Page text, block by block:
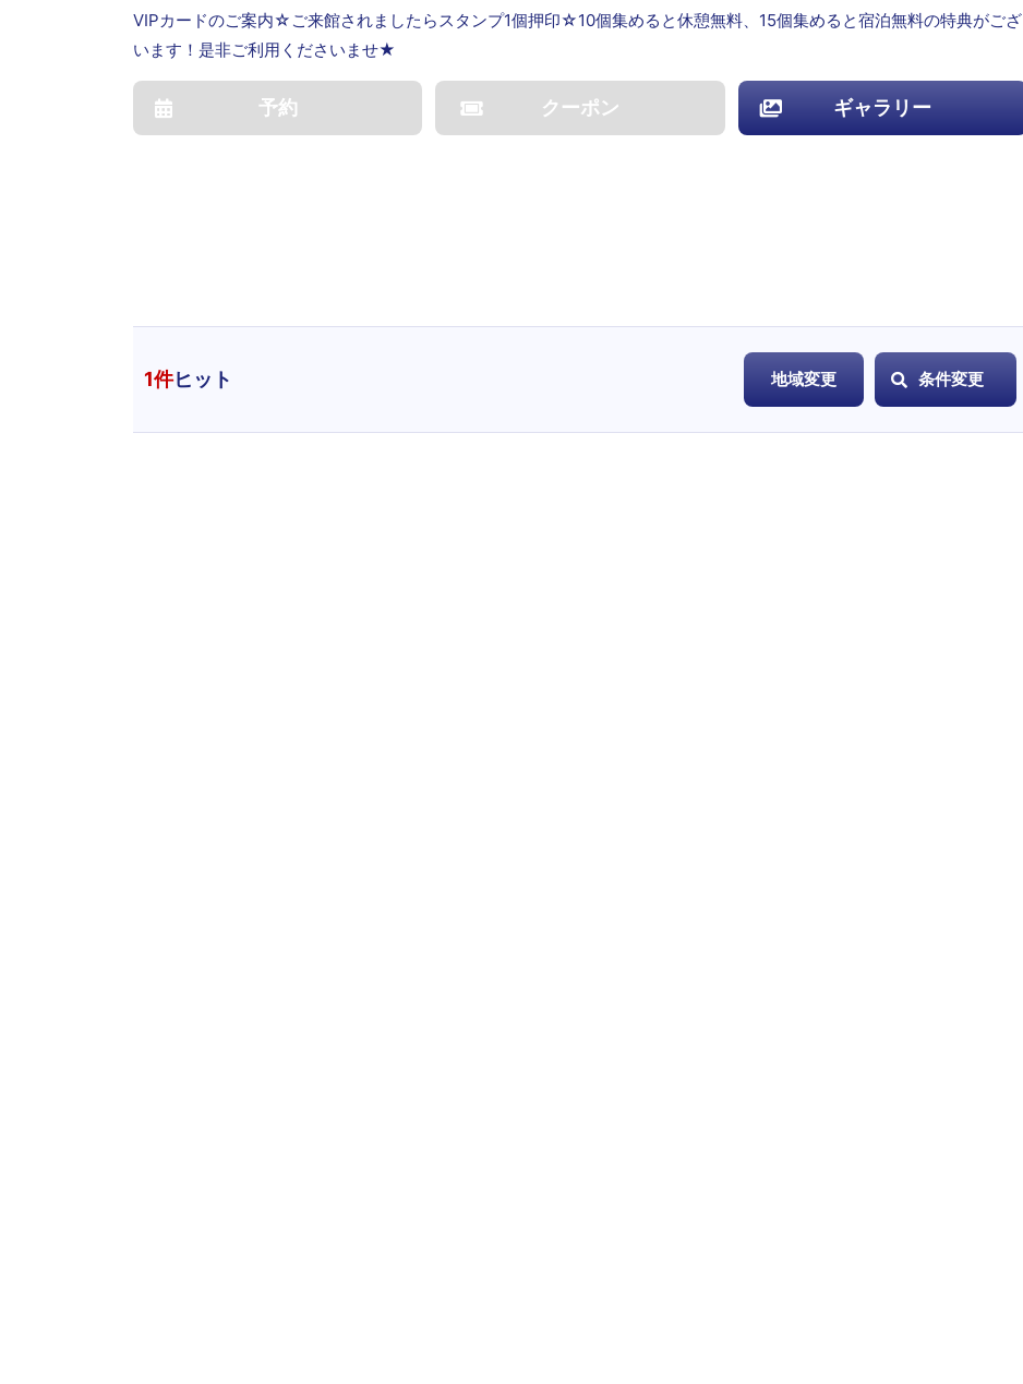
VIPカードのご案内☆ご来館されましたらスタンプ1個押印☆10個集めると休憩無料、15個集めると宿泊無料の特典がござ
います！是非ご利用くださいませ★
予約 クーポン ギャラリー
1件ヒット 地域変更 条件変更